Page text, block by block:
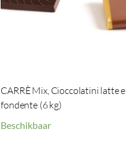
CARRÈ Mix, Cioccolatini latte e
fondente (6 kg)
Beschikbaar